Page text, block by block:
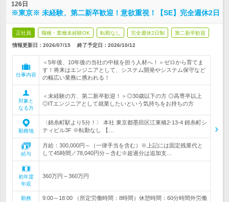
126日
※東京※ 未経験、第二新卒歓迎！意欲重視！【SE】完全週休2日
正社員 職種・業種未経験OK 転勤なし 完全週休2日制 第二新卒歓迎
情報更新日：2026/07/15 終了予定日： 2026/10/12
仕事内容
＜5年後、10年後の当社の中核を担う人材へ！＞ゼロから育てま
す！将来はエンジニアとして、システム開発やシステム保守など
の幅広い業務に携われる！
対象と
なる方
＜未経験の方、第二新卒歓迎！＞◎30歳以下の方 ◎高専卒以上
◎ITエンジニアとして就業したいという気持ちをお持ちの方
勤務地
〈錦糸町駅より5分！〉 本社 東京都墨田区江東橋2-13-4 錦糸町シ
ティビル3F ※転勤なし 【…
給与
月給：300,000円～（一律手当を含む）※上記には固定残業代と
して45時間／78,040円分～含む※超過分は追加支…
初年度
年収
360万円～360万円
勤務
9:00～18:00 （所定労働時間：8時間）休憩時間：60分時間外労働